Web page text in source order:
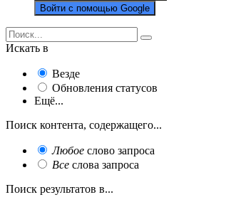
Войти с помощью Google
Искать в
Везде
Обновления статусов
Ещё...
Поиск контента, содержащего...
Любое слово запроса
Все слова запроса
Поиск результатов в...